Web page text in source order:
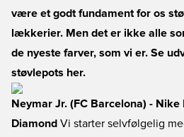
være et godt fundament for os
lækkerier. Men det er ikke alle
de nyeste farver, som vi er. Se
støvlepots her.
Neymar Jr. (FC Barcelona) -
Diamond Vi starter selvfølgelig